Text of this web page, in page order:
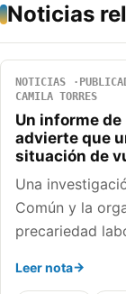
Noticias
NOTICIAS
CAMILA TORRES
Un informe
advierte que
situación de
Una
Común y la
precariedad
Leer nota